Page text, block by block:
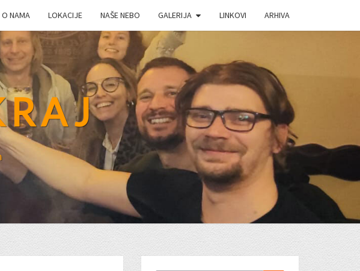
O NAMA LOKACIJE NAŠE NEBO GALERIJA LINKOVI ARHIVA